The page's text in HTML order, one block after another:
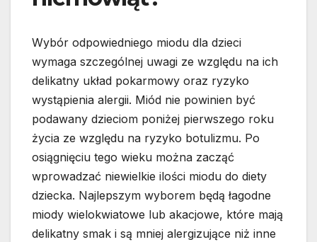
Wybór odpowiedniego miodu dla dzieci
wymaga szczególnej uwagi ze względu na ich
delikatny układ pokarmowy oraz ryzyko
wystąpienia alergii. Miód nie powinien być
podawany dzieciom poniżej pierwszego roku
życia ze względu na ryzyko botulizmu. Po
osiągnięciu tego wieku można zacząć
wprowadzać niewielkie ilości miodu do diety
dziecka. Najlepszym wyborem będą łagodne
miody wielokwiatowe lub akacjowe, które mają
delikatny smak i są mniej alergizujące niż inne